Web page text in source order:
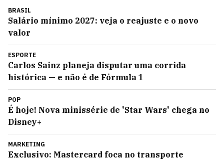
BRASIL
Salário mínimo 2027: veja o reajuste e o novo
valor
ESPORTE
Carlos Sainz planeja disputar uma corrida
histórica — e não é de Fórmula 1
POP
É hoje! Nova minissérie de 'Star Wars' chega no
Disney+
MARKETING
Exclusivo: Mastercard foca no transporte